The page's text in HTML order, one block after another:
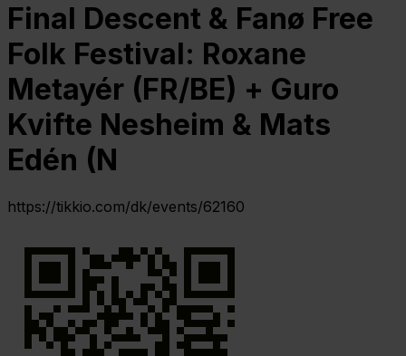
Final Descent & Fanø Free
Folk Festival: Roxane
Metayér (FR/BE) + Guro
Kvifte Nesheim & Mats
Edén (N
https://tikkio.com/dk/events/62160